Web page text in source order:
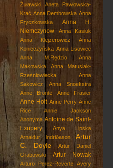
Żuławski
Aneta Pawłowska-
Krać Anna Dembowska Anna
Fryczkowska
Anna H.
Niemczynow
Anna Kasiuk
Anna Klejzerowicz
Anna
Konieczyńska Anna Lisowiec
Anna M.Rędzio
Anna
Makowska
Anna Matusiak-
Rześniowiecka
Anna
Sakowicz
Anna Snoekstra
Anne Brontë
Anne Frasier
Anne Holt Anne Perry Anne
Rice
Annie Jackson
Anonyma Antoine de Saint-
Exupery
Anya Lipska
Arnaldur Indriðason
Artur
C. Doyle
Artur Daniel
Grabowski
Artur Nowak
Arturo Perez-Reverte Avery